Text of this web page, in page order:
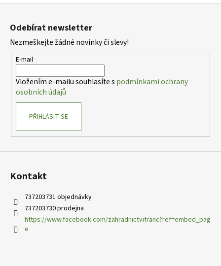
Z
Odebírat newsletter
Nezmeškejte žádné novinky či slevy!
E-mail
Vložením e-mailu souhlasíte s podmínkami ochrany
osobních údajů
PŘIHLÁSIT SE
Kontakt
737203731 objednávky
737203730 prodejna
https://www.facebook.com/zahradnictvifranc?ref=embed_pag
e